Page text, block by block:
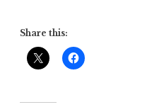
Share this: